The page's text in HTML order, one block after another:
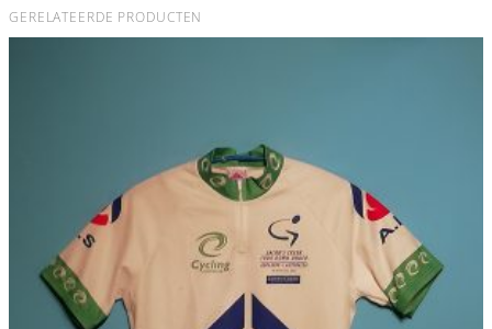
GERELATEERDE PRODUCTEN